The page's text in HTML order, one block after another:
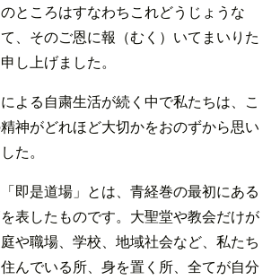
ところはすなわちこれどうじょうな
、そのご恩に報（むく）いてまいりた
し上げました。
よる自粛生活が続く中で私たちは、こ
神がどれほど大切かをおのずから思い
た。
即是道場」とは、青経巻の最初にある
を表したものです。大聖堂や教会だけが
や職場、学校、地域社会など、私たち
んでいる所、身を置く所、全てが自分